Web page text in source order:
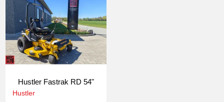
Hustler Fastrak RD 54"
Hustler